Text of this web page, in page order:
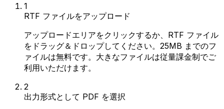
1
RTF ファイルをアップロード
アップロードエリアをクリックするか、RTF ファイル
をドラッグ＆ドロップしてください。25MB までのフ
ァイルは無料です。大きなファイルは従量課金制でご
利用いただけます。
2
出力形式として PDF を選択